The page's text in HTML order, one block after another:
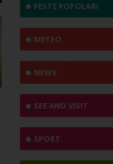
FESTE POPOLARI
METEO
NEWS
SEE AND VISIT
SPORT